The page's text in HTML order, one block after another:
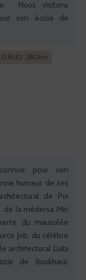
Nous visitons
son école de
03h30 280km
pour son
humeur de ses
de Poi
de la médersa Miri
du mausolée
Job, du célèbre
architectural Liabi
de Boukhara.